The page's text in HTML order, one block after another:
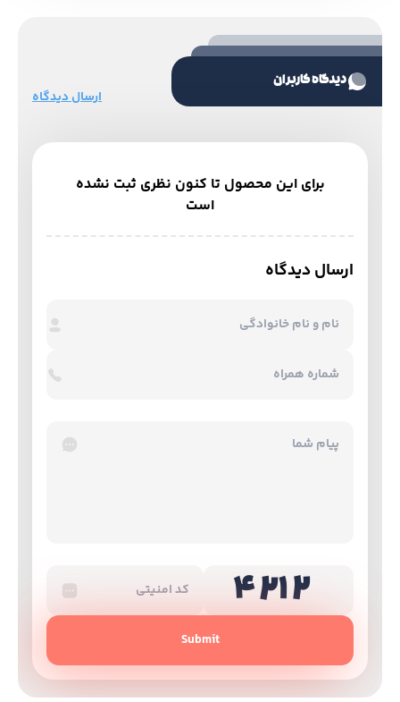
دیدگاه کاربران
ارسال دیدگاه
برای این محصول تا کنون نظری ثبت نشده
است
ارسال دیدگاه
Submit